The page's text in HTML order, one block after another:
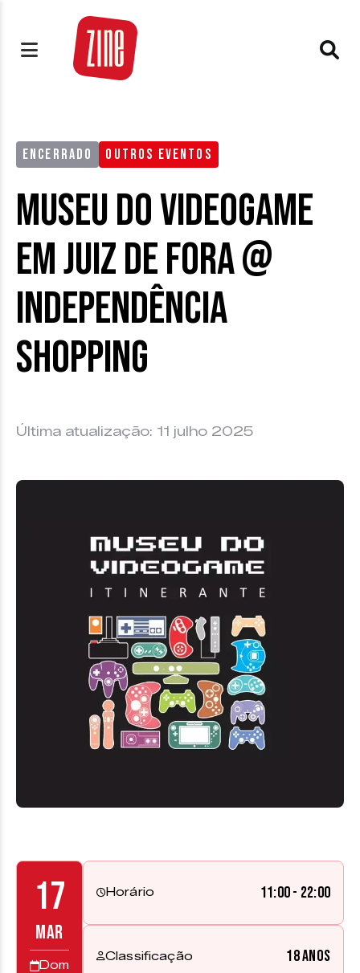
ENCERRADO OUTROS EVENTOS
Museu do Videogame
em Juiz de Fora @
Independência
Shopping
Última atualização: 11 julho 2025
17
MAR
Dom
Horário 11:00 - 22:00
Classificação 18 anos